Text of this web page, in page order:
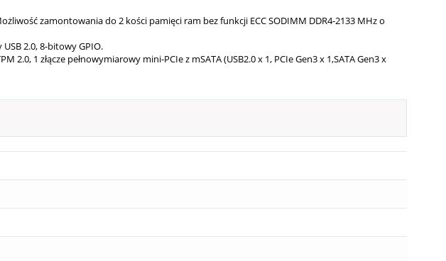
zamontowania do 2 kości pamięci ram bez funkcji ECC SODIMM DDR4-2133 MHz o
2.0, 8-bitowy GPIO.
1 złącze pełnowymiarowy mini-PCIe z mSATA (USB2.0 x 1, PCIe Gen3 x 1,SATA Gen3 x